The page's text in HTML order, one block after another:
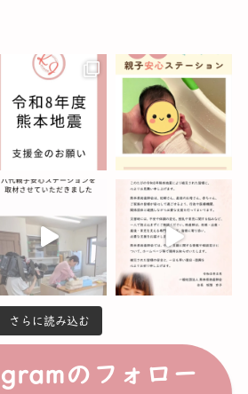
さらに読み込む
のフォロー